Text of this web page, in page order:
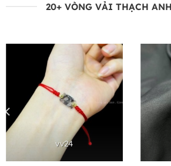
20+ VÒNG VẢI THẠCH
vv24